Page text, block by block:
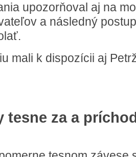
upozorňoval aj na
a následný
mali k dispozícii aj
tesne za a